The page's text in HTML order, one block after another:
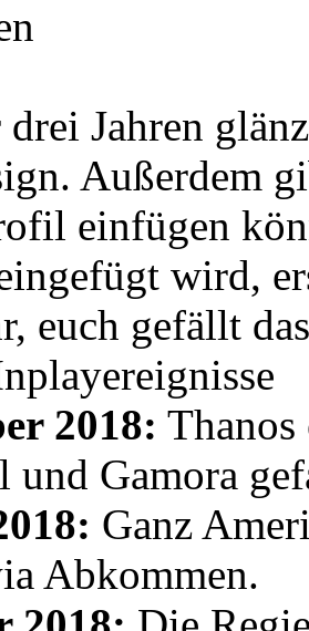
Jahren
Außerdem
einfügen
wird,
euch gefällt
2018:
und Gamora
Ganz
Abkommen.